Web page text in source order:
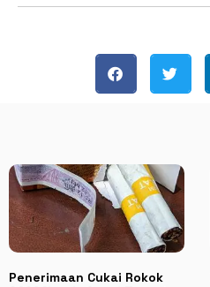
Penerimaan Cukai Rokok